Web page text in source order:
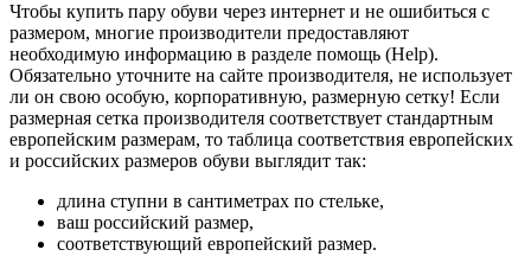
Чтобы купить пару обуви через интернет и не ошибиться с
размером, многие производители предоставляют
необходимую информацию в разделе помощь (Help).
Обязательно уточните на сайте производителя, не использует
ли он свою особую, корпоративную, размерную сетку! Если
размерная сетка производителя соответствует стандартным
европейским размерам, то таблица соответствия европейских
и российских размеров обуви выглядит так:
длина ступни в сантиметрах по стельке,
ваш российский размер,
соответствующий европейский размер.